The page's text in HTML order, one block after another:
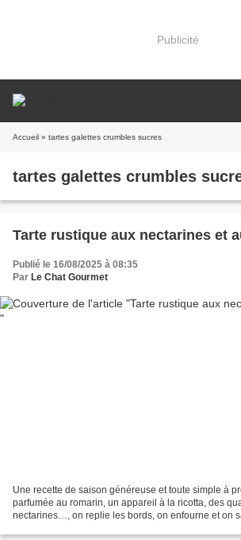
Publicité
Accueil » tartes galettes crumbles sucres
tartes galettes crumbles
Tarte rustique aux nectarines et
Publié le 16/08/2025 à 08:35
Par Le Chat Gourmet
Une recette de saison généreuse et toute simple à
parfumée au romarin, un appareil à la ricotta, des
nectarines…, on replie les bords, on enfourne et on